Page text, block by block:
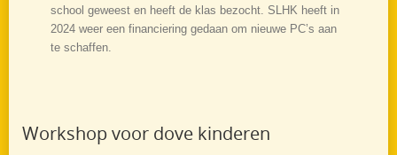
school geweest en heeft de klas bezocht. SLHK heeft in
2024 weer een financiering gedaan om nieuwe PC’s aan
te schaffen.
Workshop voor dove kinderen